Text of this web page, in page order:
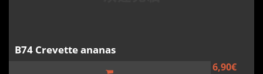
B74 Crevette ananas
6,90€